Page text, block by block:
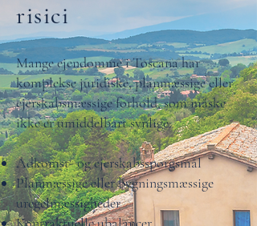
risici
Mange ejendomme i Toscana har
komplekse juridiske, planmæssige eller
ejerskabsmæssige forhold, som måske
ikke er umiddelbart synlige:
Adkomst- og ejerskabsspørgsmål
Planmæssige eller bygningsmæssige
uregelmæssigheder